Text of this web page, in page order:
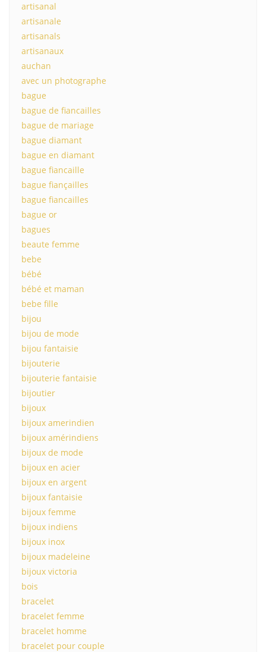
artisanal
artisanale
artisanals
artisanaux
auchan
avec un photographe
bague
bague de fiancailles
bague de mariage
bague diamant
bague en diamant
bague fiancaille
bague fiançailles
bague fiancailles
bague or
bagues
beaute femme
bebe
bébé
bébé et maman
bebe fille
bijou
bijou de mode
bijou fantaisie
bijouterie
bijouterie fantaisie
bijoutier
bijoux
bijoux amerindien
bijoux amérindiens
bijoux de mode
bijoux en acier
bijoux en argent
bijoux fantaisie
bijoux femme
bijoux indiens
bijoux inox
bijoux madeleine
bijoux victoria
bois
bracelet
bracelet femme
bracelet homme
bracelet pour couple